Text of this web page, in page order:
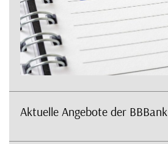
Aktuelle Angebote der BBBank